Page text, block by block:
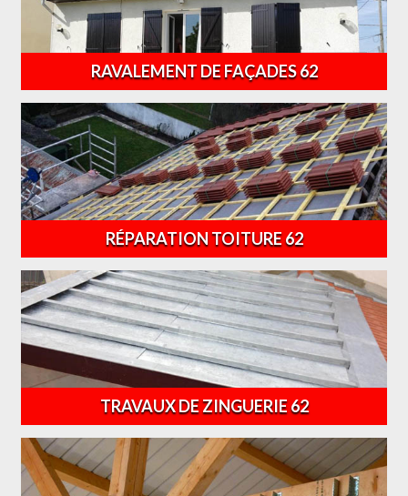
RAVALEMENT DE FAÇADES 62
RÉPARATION TOITURE 62
TRAVAUX DE ZINGUERIE 62